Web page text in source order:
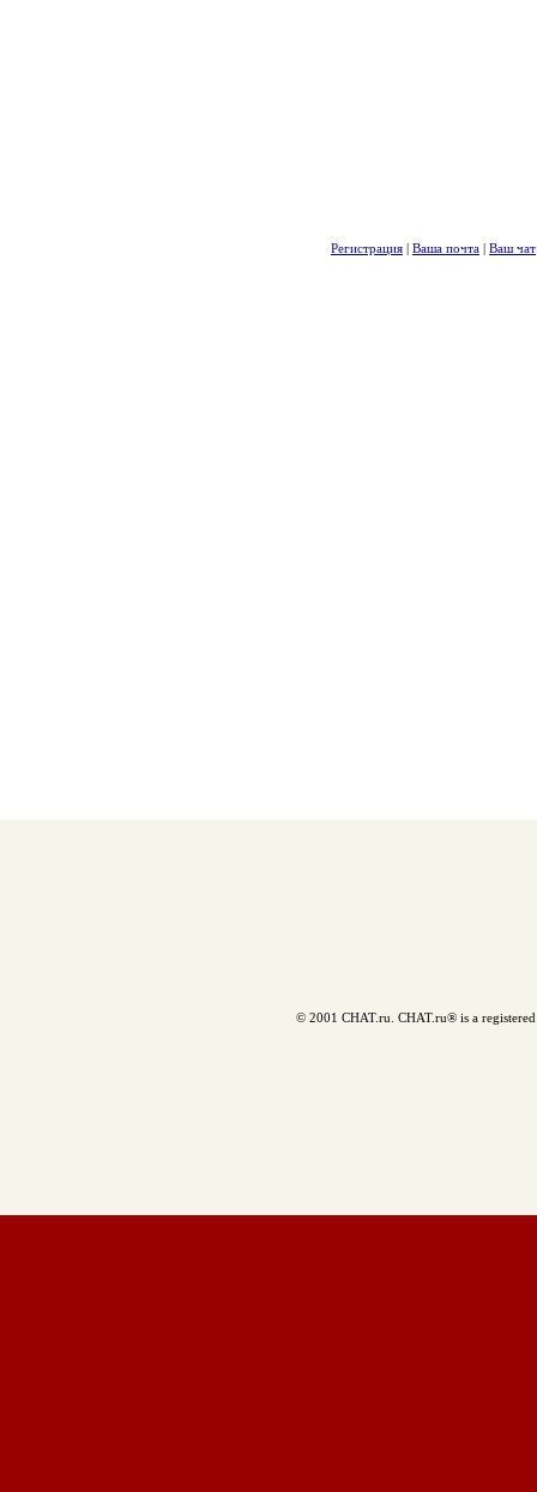
Регистрация | Ваша почта | Ваш чат
© 2001 CHAT.ru. CHAT.ru® is a